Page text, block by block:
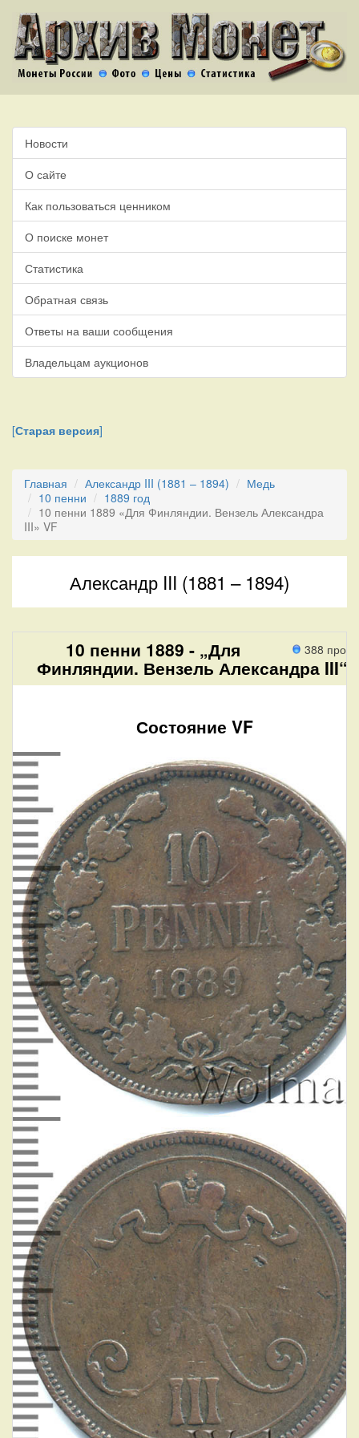
Новости
О сайте
Как пользоваться ценником
О поиске монет
Статистика
Обратная связь
Ответы на ваши сообщения
Владельцам аукционов
[Старая версия]
Главная Александр III (1881 – 1894)
Медь
10 пенни
1889 год
10 пенни 1889 «Для Финляндии. Вензель Александра
III» VF
Александр III (1881 – 1894)
388
10 пенни 1889 - „Для
Финляндии. Вензель Александра III“.
Состояние VF